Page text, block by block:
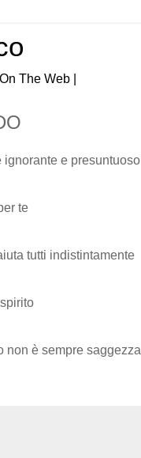
The Web |
e presuntuoso
te
tutti indistintamente
non è sempre saggezza